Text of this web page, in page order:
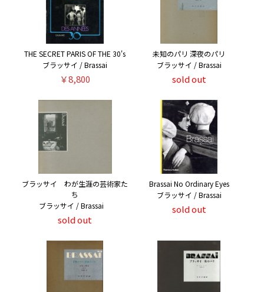
THE SECRET PARIS OF THE 30's
ブラッサイ / Brassai
￥8,800
未知のパリ 深夜のパリ
ブラッサイ / Brassai
sold out
ブラッサイ わが生涯の芸術家た
ち
ブラッサイ / Brassai
sold out
Brassai No Ordinary Eyes
ブラッサイ / Brassai
sold out